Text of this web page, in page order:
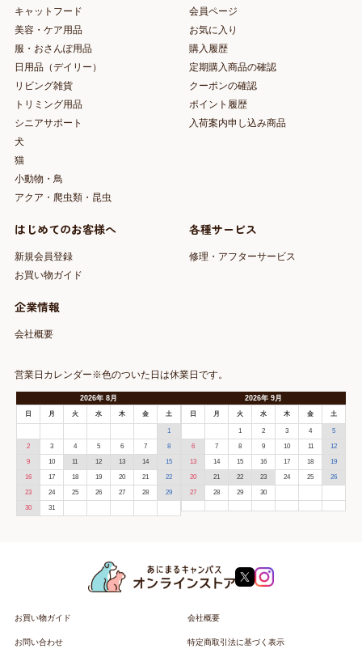
キャットフード
美容・ケア用品
服・おさんぽ用品
日用品（デイリー）
リビング雑貨
トリミング用品
シニアサポート
犬
猫
小動物・鳥
アクア・爬虫類・昆虫
会員ページ
お気に入り
購入履歴
定期購入商品の確認
クーポンの確認
ポイント履歴
入荷案内申し込み商品
はじめてのお客様へ
新規会員登録
お買い物ガイド
各種サービス
修理・アフターサービス
企業情報
会社概要
営業日カレンダー※色のついた日は休業日です。
2026年 8月
日 月 火 水 木 金 土
1
2 3 4 5 6 7 8
9 10 11 12 13 14 15
16 17 18 19 20 21 22
23 24 25 26 27 28 29
30 31
2026年9月
日 月 火 水 木 金 土
1 2 3 4 5
6 7 8 9 10 11 12
13 14 15 16 17 18 19
20 21 22 23 24 25 26
27 28 29 30
お買い物ガイド 会社概要
お問い合わせ 特定商取引法に基づく表示